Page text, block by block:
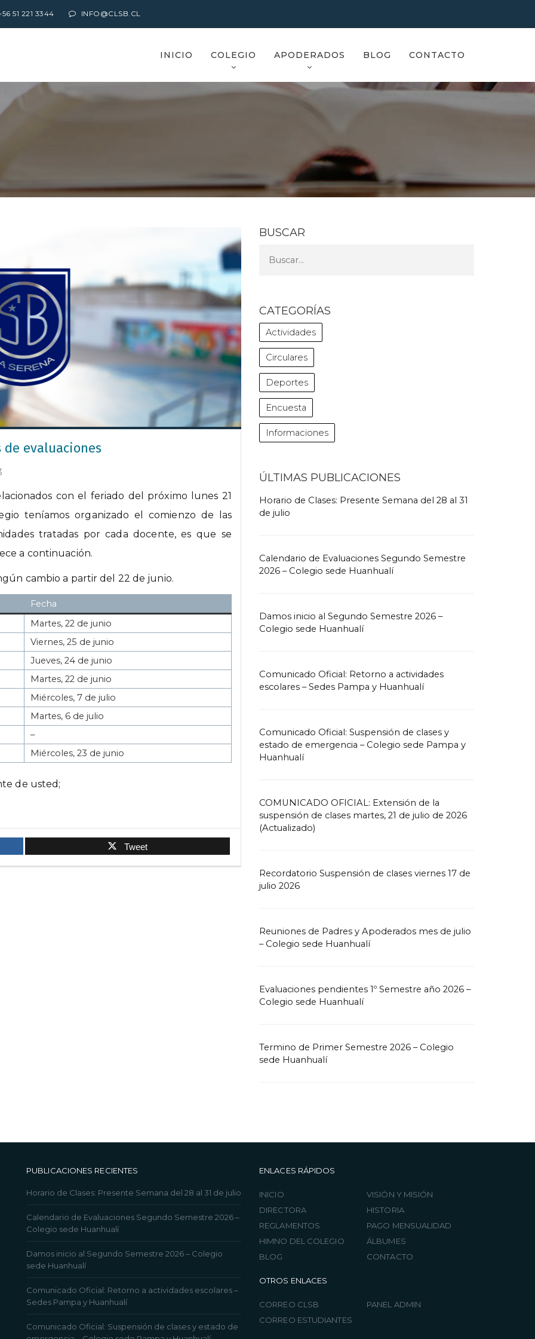
51 221 3344 INFO@CLSB.CL
INICIO COLEGIO APODERADOS BLOG CONTACTO
de evaluaciones
con el feriado del próximo lunes 21
teníamos organizado el comienzo de las
tratadas por cada docente, es que se
a continuación.
cambio a partir del 22 de junio.
Fecha
Martes, 22 de junio
Viernes, 25 de junio
Jueves, 24 de junio
Martes, 22 de junio
Miércoles, 7 de julio
Martes, 6 de julio
–
Miércoles, 23 de junio
de usted;
Tweet
BUSCAR
CATEGORÍAS
Actividades
Circulares
Deportes
Encuesta
Informaciones
ÚLTIMAS PUBLICACIONES
Horario de Clases: Presente Semana del 28 al 31
de julio
Calendario de Evaluaciones Segundo Semestre
2026 – Colegio sede Huanhualí
Damos inicio al Segundo Semestre 2026 –
Colegio sede Huanhualí
Comunicado Oficial: Retorno a actividades
escolares – Sedes Pampa y Huanhualí
Comunicado Oficial: Suspensión de clases y
estado de emergencia – Colegio sede Pampa y
Huanhualí
COMUNICADO OFICIAL: Extensión de la
suspensión de clases martes, 21 de julio de 2026
(Actualizado)
Recordatorio Suspensión de clases viernes 17 de
julio 2026
Reuniones de Padres y Apoderados mes de julio
– Colegio sede Huanhualí
Evaluaciones pendientes 1º Semestre año 2026 –
Colegio sede Huanhualí
Termino de Primer Semestre 2026 – Colegio
sede Huanhualí
PUBLICACIONES RECIENTES
Horario de Clases: Presente Semana del 28 al 31 de julio
Calendario de Evaluaciones Segundo Semestre 2026 –
Colegio sede Huanhualí
Damos inicio al Segundo Semestre 2026 – Colegio
sede Huanhualí
Comunicado Oficial: Retorno a actividades escolares –
Sedes Pampa y Huanhualí
Comunicado Oficial: Suspensión de clases y estado de
ENLACES RÁPIDOS
INICIO
VISIÓN Y MISIÓN
DIRECTORA
HISTORIA
REGLAMENTOS
PAGO MENSUALIDAD
HIMNO DEL COLEGIO
ÁLBUMES
BLOG
CONTACTO
OTROS ENLACES
CORREO CLSB
PANEL ADMIN
CORREO ESTUDIANTES